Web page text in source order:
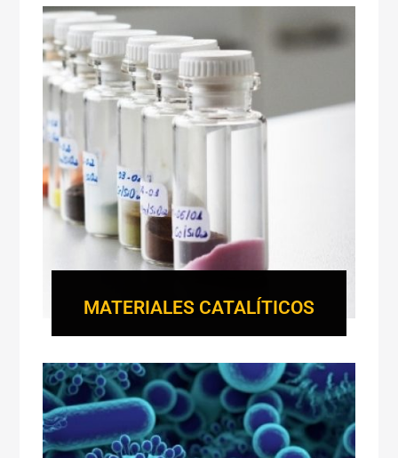
MATERIALES CATALÍTICOS